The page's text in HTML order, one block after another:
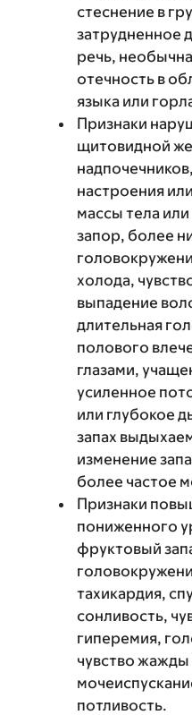
стеснение в
затрудненное
речь,
отечность в
языка или
Признаки
щитовидной
настроения
массы тела
запор, более
холода,
выпадение
длительная
полового
глазами,
усиленное
или глубокое
запах
изменение
более частое
Признаки
пониженного
фруктовый
тахикардия,
сонливость,
гиперемия,
чувство жажды
потливость.